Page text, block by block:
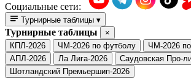
Социальные сети:
Турнирные таблицы ▾
Турнирные таблицы
×
КПЛ-2026
ЧМ-2026 по футболу
ЧМ-2026
АПЛ-2026
Ла Лига-2026
Саудовская Про-
Шотландский Премьершип-2026